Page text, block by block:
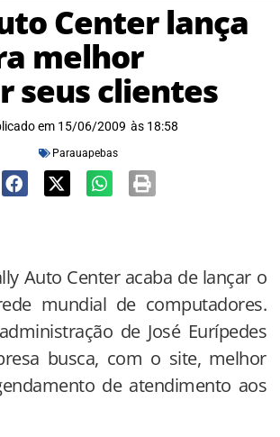
Center lança
melhor
seus clientes
em 15/06/2009 às 18:58
Parauapebas
Auto Center acaba de lançar o
mundial de computadores.
de José Eurípedes
busca, com o site, melhor
de atendimento aos